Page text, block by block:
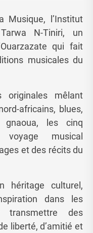
Musique, l’Institut
N-Tiniri, un
qui fait
musicales du
originales mêlant
africains, blues,
gnaoua, les cinq
musical
et des récits du
héritage culturel,
dans les
transmettre des
liberté, d’amitié et